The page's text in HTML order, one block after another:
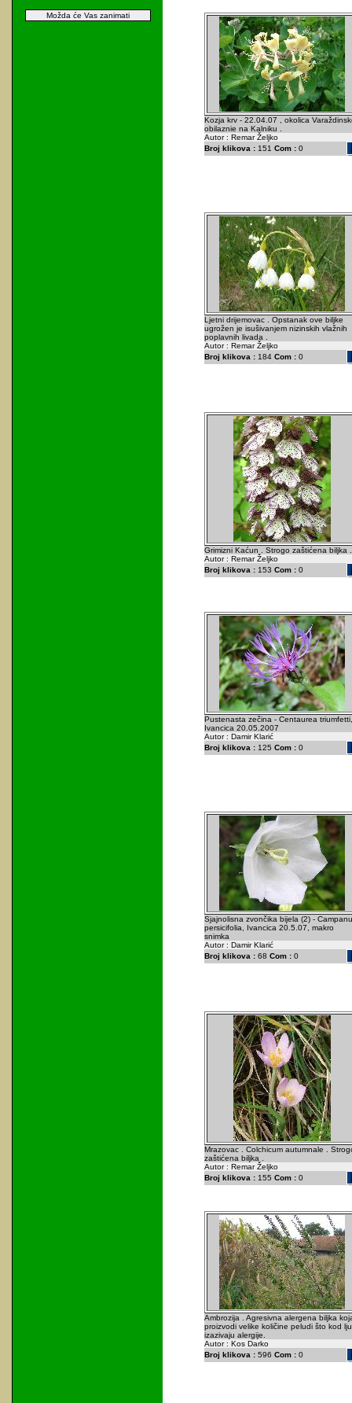
Možda će Vas zanimati
Kozja krv - 22.04.07 , okolica
obilaznie na Kalniku .
Autor : Remar Željko
Broj klikova :151 Com :0
Ljetni drijemovac . Opstanak ove biljke
ugrožen je isušivanjem nizinskih vlažnih
poplavnih livada .
Autor : Remar Željko
Broj klikova :184 Com :0
Grimizni Kaćun . Strogo zaštićena biljka .
Autor : Remar Željko
Broj klikova :153 Com :0
Pustenasta zečina - Centaurea triumfetti,
Ivancica 20.05.2007
Autor : Damir Klarić
Broj klikova :125 Com :0
Sjajnolisna zvončika bijela (2) -
persicifolia, Ivancica 20.5.07, makro
snimka
Autor : Damir Klarić
Broj klikova :68 Com :0
Mrazovac . Colchicum autumnale .
zaštićena biljka .
Autor : Remar Željko
Broj klikova :155 Com :0
Ambrozija . Agresivna alergena biljka
proizvodi velike količine peludi što kod
izazivaju alergije.
Autor : Kos Darko
Broj klikova :596 Com :0